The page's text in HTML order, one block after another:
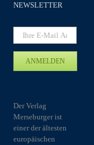
NEWSLETTER
Der Verlag
Merseburger ist
einer der ältesten
europäischen